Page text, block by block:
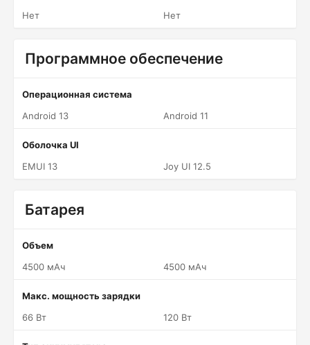
Нет
Нет
Программное обеспечение
Операционная система
Android 13
Android 11
Оболочка UI
EMUI 13
Joy UI 12.5
Батарея
Объем
4500 мАч
4500 мАч
Макс. мощность зарядки
66 Вт
120 Вт